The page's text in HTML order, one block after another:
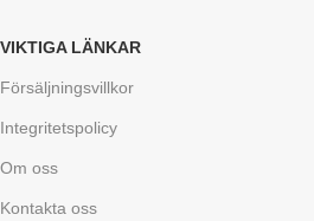
VIKTIGA LÄNKAR
Försäljningsvillkor
Integritetspolicy
Om oss
Kontakta oss